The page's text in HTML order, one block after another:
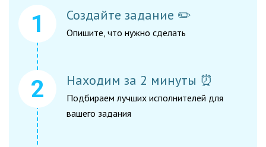
Создайте задание ✏️
Опишите, что нужно сделать
Находим за 2 минуты ⏰
Подбираем лучших исполнителей для
вашего задания